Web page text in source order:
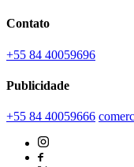
Contato
+55 84 40059696
Publicidade
+55 84 40059666